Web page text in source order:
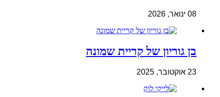
08 ינואר, 2026
בן גוריון של קריית שמונה
23 אוקטובר, 2025